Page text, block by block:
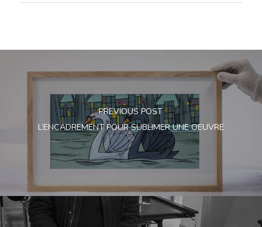
PREVIOUS POST
L’ENCADREMENT POUR SUBLIMER UNE OEUVRE